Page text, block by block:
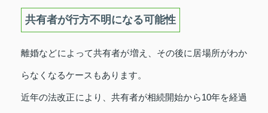
共有者が行方不明になる可能性
離婚などによって共有者が増え、その後に居場所がわか
らなくなるケースもあります。
近年の法改正により、共有者が相続開始から10年を経過